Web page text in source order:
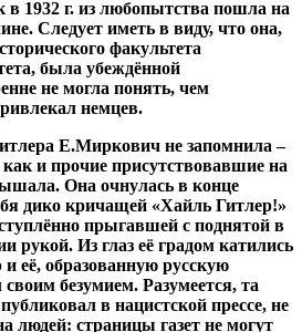
в 1932 г. из любопытства пошла на
Следует иметь в виду, что она,
факультета
была убеждённой
не могла понять, чем
немцев.
Е.Миркович не запомнила –
и прочие присутствовавшие на
Она очнулась в конце
дико кричащей «Хайль Гитлер!»
прыгавшей с поднятой в
рукой. Из глаз её градом катились
её, образованную русскую
безумием. Разумеется, та
в нацистской прессе, не
людей: страницы газет не могут